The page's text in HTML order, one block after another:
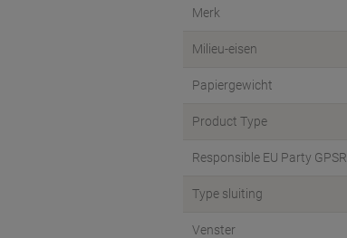
Merk
Milieu-eisen
Papiergewicht
Product Type
Responsible EU Party GPSR
Type sluiting
Venster